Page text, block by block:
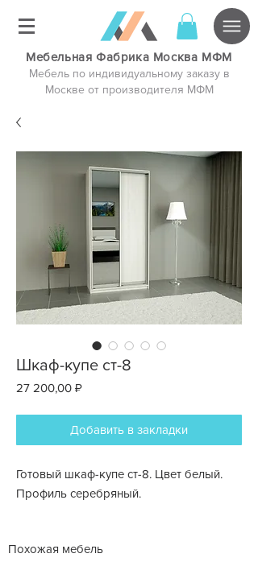
Мебельная Фабрика Москва МФМ
Мебель по индивидуальному заказу в
Москве от производителя МФМ
Шкаф-купе ст-8
27 200,00 ₽Цена
Добавить в закладки
Готовый шкаф-купе ст-8. Цвет белый.
Профиль серебряный.
Похожая мебель